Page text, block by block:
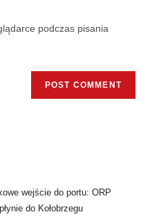
podczas pisania
wejście do portu: ORP
do Kołobrzegu